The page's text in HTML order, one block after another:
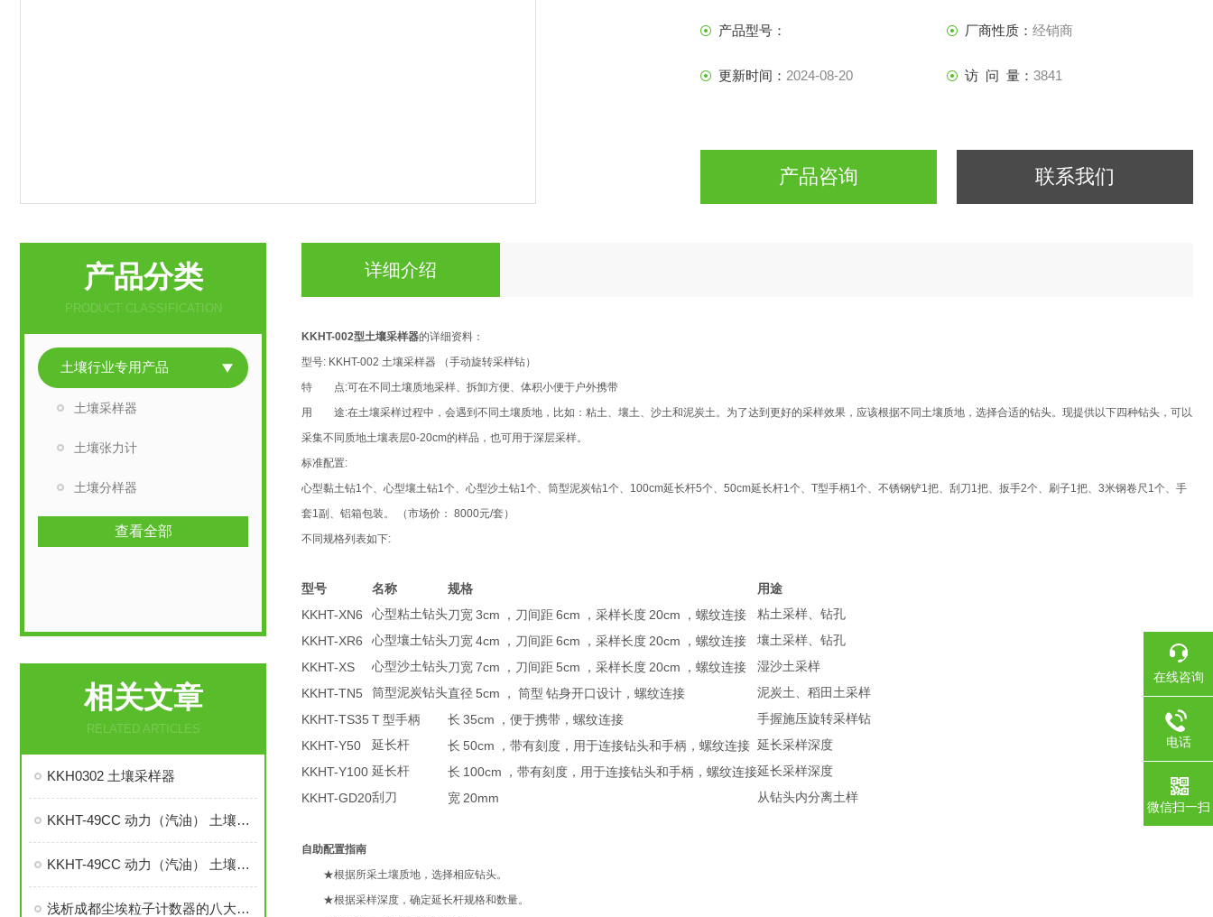
产品型号： 厂商性质： 经销商
更新时间： 2024-08-20 访 问 量： 3841
产品咨询 联系我们
产品分类
PRODUCT CLASSIFICATION
土壤行业专用产品
土壤采样器
土壤张力计
土壤分样器
查看全部
相关文章
RELATED ARTICLES
KKH0302 土壤采样器
KKHT-49CC 动力（汽油） 土壤采样器.
KKHT-49CC 动力（汽油） 土壤采样器
浅析成都尘埃粒子计数器的八大使用注意事项
详细介绍
KKHT-002型土壤采样器的详细资料：
型号: KKHT-002 土壤采样器 （手动旋转采样钻）
特 点:可在不同土壤质地采样、拆卸方便、体积小便于户外携带
用 途:在土壤采样过程中，会遇到不同土壤质地，比如：粘土、壤土、沙土和泥炭土。为了达到更好的采样效果，应该根据不同土壤质地，选择合适的钻头。现提供以下四种钻头，可以
采集不同质地土壤表层0-20cm的样品，也可用于深层采样。
标准配置:
心型黏土钻1个、心型壤土钻1个、心型沙土钻1个、筒型泥炭钻1个、100cm延长杆5个、50cm延长杆1个、T型手柄1个、不锈钢铲1把、刮刀1把、扳手2个、刷子1把、3米钢卷尺1个、手
套1副、铝箱包装。 （市场价： 8000元/套）
不同规格列表如下:
型号 名称 规格 用途
KKHT-XN6 心型粘土钻头刀宽 3cm ，刀间距 6cm ，采样长度 20cm ，螺纹连接 粘土采样、钻孔
KKHT-XR6 心型壤土钻头刀宽 4cm ，刀间距 6cm ，采样长度 20cm ，螺纹连接 壤土采样、钻孔
KKHT-XS 心型沙土钻头刀宽 7cm ，刀间距 5cm ，采样长度 20cm ，螺纹连接 湿沙土采样
KKHT-TN5 筒型泥炭钻头直径 5cm ， 筒型 钻身开口设计，螺纹连接 泥炭土、稻田土采样
KKHT-TS35 T 型手柄 长 35cm ，便于携带，螺纹连接 手握施压旋转采样钻
KKHT-Y50 延长杆 长 50cm ，带有刻度，用于连接钻头和手柄，螺纹连接 延长采样深度
KKHT-Y100 延长杆 长 100cm ，带有刻度，用于连接钻头和手柄，螺纹连接延长采样深度
KKHT-GD20刮刀 宽 20mm 从钻头内分离土样
自助配置指南
★根据所采土壤质地，选择相应钻头。
★根据采样深度，确定延长杆规格和数量。
在线咨询
电话
微信扫一扫